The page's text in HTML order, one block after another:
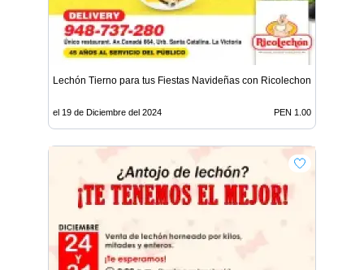
Lechón Tierno para tus Fiestas Navideñas con Ricolechon
el 19 de Diciembre del 2024 PEN 1.00